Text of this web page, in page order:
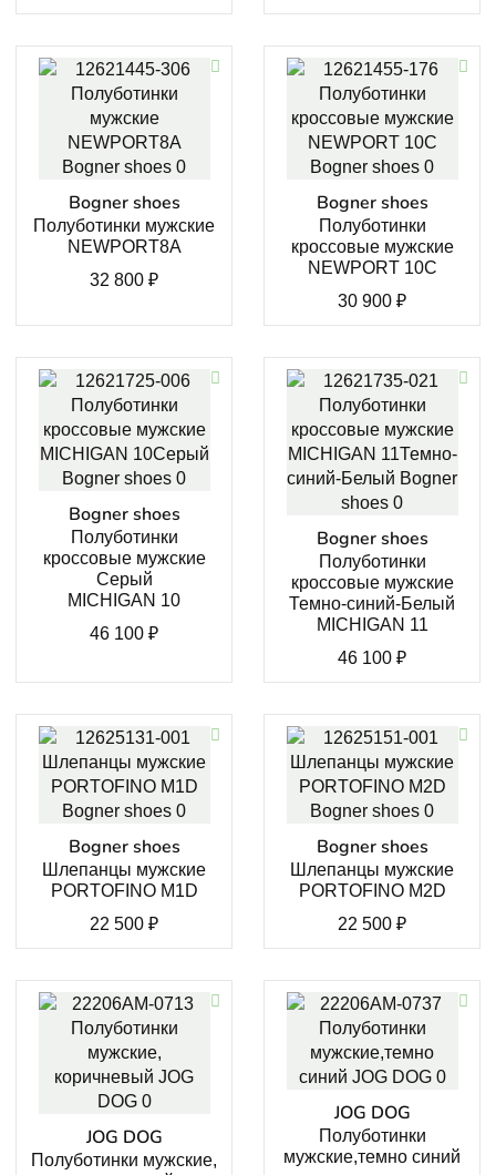
Bogner shoes
Полуботинки мужские
NEWPORT8A
32 800 ₽
Bogner shoes
Полуботинки
кроссовые мужские
NEWPORT 10C
30 900 ₽
Bogner shoes
Полуботинки
кроссовые мужские
Серый
MICHIGAN 10
46 100 ₽
Bogner shoes
Полуботинки
кроссовые мужские
Темно-синий-Белый
MICHIGAN 11
46 100 ₽
Bogner shoes
Шлепанцы мужские
PORTOFINO M1D
22 500 ₽
Bogner shoes
Шлепанцы мужские
PORTOFINO M2D
22 500 ₽
JOG DOG
Полуботинки мужские,
JOG DOG
Полуботинки
мужские,темно синий